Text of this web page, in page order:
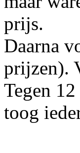
prijs.
Daarna
prijzen).
Tegen
toog